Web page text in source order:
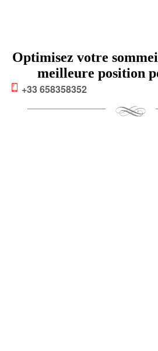
+33 658358352
Optimisez votre
meilleure position